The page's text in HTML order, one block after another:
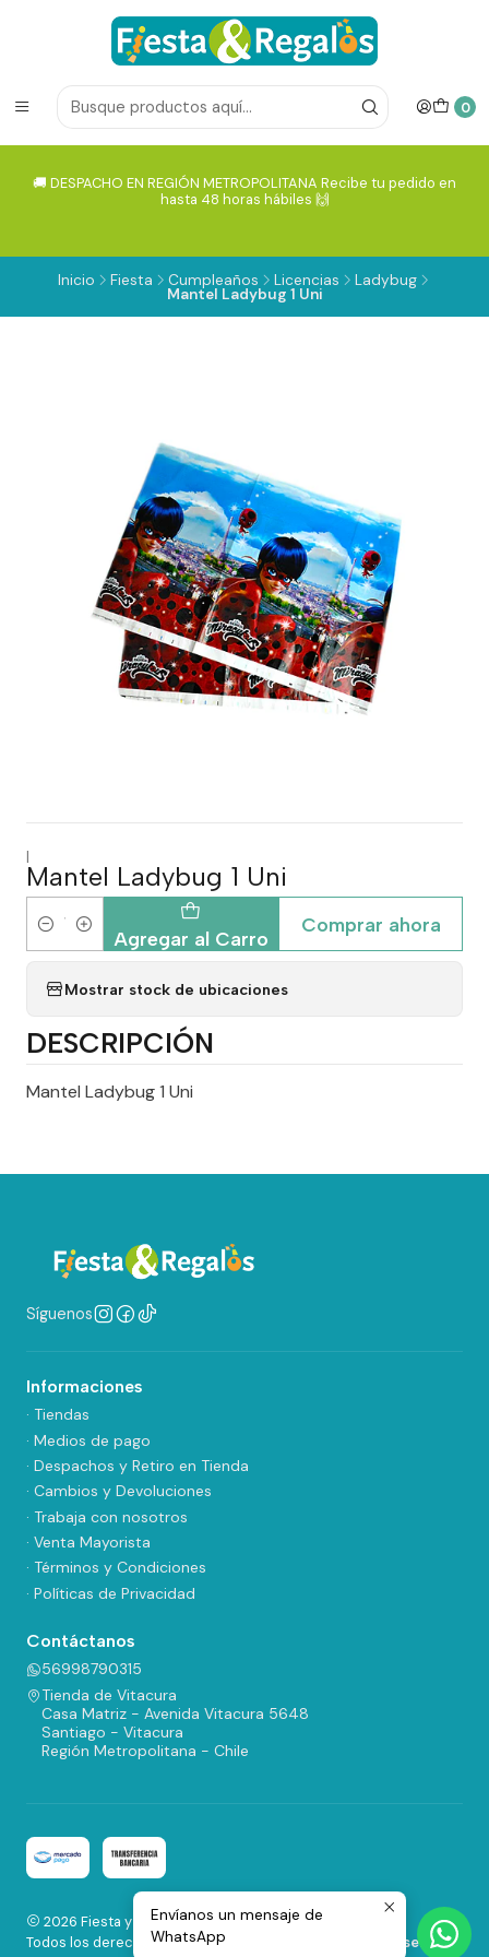
0
🚚 DESPACHO EN REGIÓN METROPOLITANA Recibe tu pedido en
hasta 48 horas hábiles 🙌
Inicio Fiesta Cumpleaños Licencias Ladybug
Mantel Ladybug 1 Uni
|
Mantel Ladybug 1 Uni
Cantidad Agregar al Carro
Comprar ahora
Mostrar stock de ubicaciones
DESCRIPCIÓN
Mantel Ladybug 1 Uni
Síguenos
Informaciones
· Tiendas
· Medios de pago
· Despachos y Retiro en Tienda
· Cambios y Devoluciones
· Trabaja con nosotros
· Venta Mayorista
· Términos y Condiciones
· Políticas de Privacidad
Contáctanos
56998790315
Tienda de Vitacura
Casa Matriz - Avenida Vitacura 5648
Santiago - Vitacura
Región Metropolitana - Chile
2026 Fiesta y Regalos.
Todos los derechos reservados.
Desarrollado por Jumpseller.
Envíanos un mensaje de
WhatsApp